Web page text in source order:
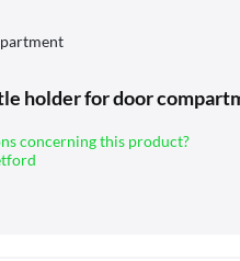
holder for door
concerning this product?